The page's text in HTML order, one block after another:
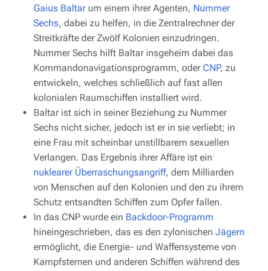
Gaius Baltarum einem ihrer Agenten, Nummer
Sechs, dabei zu helfen, in die Zentralrechner der
Streitkräfte der Zwölf Kolonien einzudringen.
Nummer Sechs hilft Baltar insgeheim dabei das
Kommandonavigationsprogramm, oder CNP, zu
entwickeln, welches schließlich auf fast allen
kolonialen Raumschiffen installiert wird.
Baltar ist sich in seiner Beziehung zu Nummer
Sechs nicht sicher, jedoch ist er in sie verliebt; in
eine Frau mit scheinbar unstillbarem sexuellen
Verlangen. Das Ergebnis ihrer Affäre ist ein
nuklearer Überraschungsangriff, dem Milliarden
von Menschen auf den Kolonien und den zu ihrem
Schutz entsandten Schiffen zum Opfer fallen.
In das CNP wurde ein Backdoor-Programm
hineingeschrieben, das es den zylonischen Jägern
ermöglicht, die Energie- und Waffensysteme von
Kampfsternen und anderen Schiffen während des